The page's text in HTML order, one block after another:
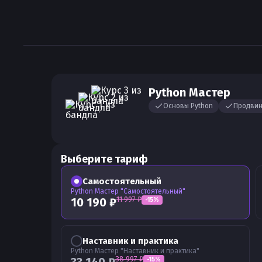
Python Мастер
Основы Python
Выберите тариф
Самостоятельный
Python Мастер "Самостоятельный"
10 190 ₽11 997₽ -15%
Наставник и практика
Python Мастер "Наставник и практика"
38 997₽ -15%